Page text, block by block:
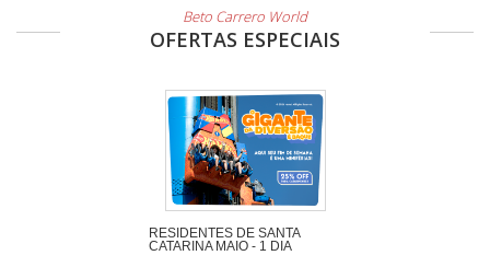
Beto Carrero World
OFERTAS ESPECIAIS
RESIDENTES DE SANTA
CATARINA MAIO - 1 DIA